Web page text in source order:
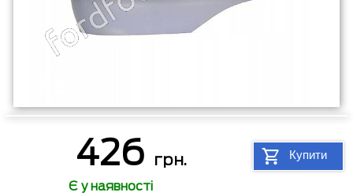
426 грн. Купити
Є у наявності